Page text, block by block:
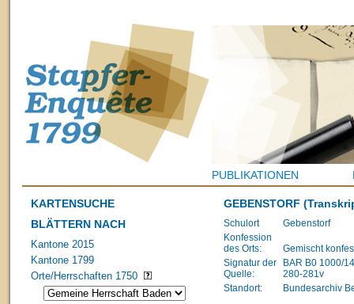
PUBLIKATIONEN
KARTENSUCHE
BLÄTTERN NACH
Kantone 2015
Kantone 1799
Orte/Herrschaften 1750
GEBENSTORF
Schulort
Gebenstorf
Konfession
des Orts:
Gemischt
Signatur der
Quelle:
BAR B0 1000/
280-281v
Standort:
Bundesarchiv